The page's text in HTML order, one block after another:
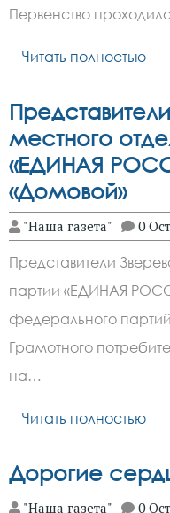
Первенство
Читать полностью
местного
«ЕДИНАЯ
«Домовой»
"Наша газета" 0
Представители
партии «ЕДИНАЯ
федерального
Грамотного
на…
Читать полностью
Дорогие
"Наша газета" 0